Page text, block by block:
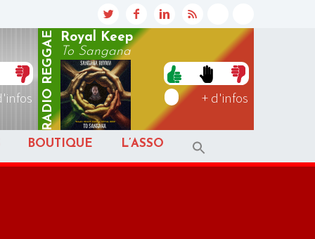
RADIO
REGGAE
Royal Keep
To Sangana
+ d'infos
BOUTIQUE L’ASSO